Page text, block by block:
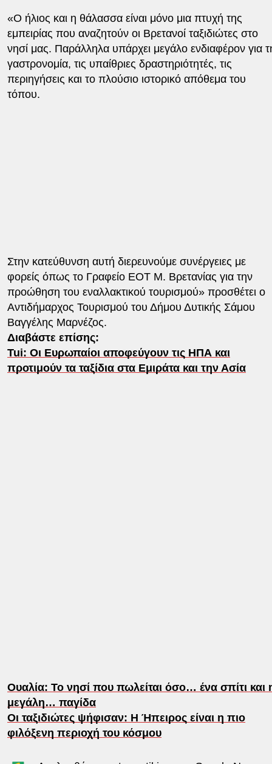
«Ο ήλιος και η θάλασσα είναι μόνο μια πτυχή της
εμπειρίας που αναζητούν οι Βρετανοί ταξιδιώτες στο
νησί μας. Παράλληλα υπάρχει μεγάλο ενδιαφέρον για
γαστρονομία, τις υπαίθριες δραστηριότητές, τις
περιηγήσεις και το πλούσιο ιστορικό απόθεμα του
τόπου.
Στην κατεύθυνση αυτή διερευνούμε συνέργειες με
φορείς όπως το Γραφείο ΕΟΤ Μ. Βρετανίας για την
προώθηση του εναλλακτικού τουρισμού» προσθέτει ο
Αντιδήμαρχος Τουρισμού του Δήμου Δυτικής Σάμου
Βαγγέλης Μαρνέζος.
Διαβάστε επίσης:
Tui: Οι Ευρωπαίοι αποφεύγουν τις ΗΠΑ και
προτιμούν τα ταξίδια στα Εμιράτα και την Ασία
Ουαλία: Το νησί που πωλείται όσο… ένα σπίτι και
μεγάλη… παγίδα
Οι ταξιδιώτες ψήφισαν: Η Ήπειρος είναι η πιο
φιλόξενη περιοχή του κόσμου